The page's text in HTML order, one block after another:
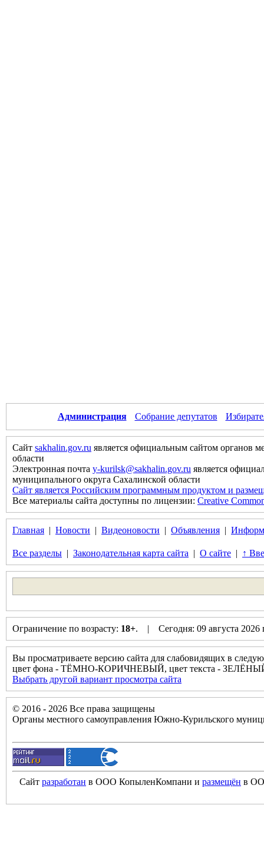
Администрация Собрание депутатов
Сайт sakhalin.gov.ru является официальным сайтом органов
области
Электронная почта y-kurilsk@sakhalin.gov.ru является
муниципального округа Сахалинской области
Сайт является Российским программным продуктом и
Все материалы сайта доступны по лицензии: Creative
Главная | Новости | Видеоновости | Объявления |
Все разделы | Законодательная карта сайта | О сайте | ↑
Ограничение по возрасту: 18+. | Сегодня: 09 августа
Вы просматриваете версию сайта для слабовидящих в
цвет фона - ТЁМНО-КОРИЧНЕВЫЙ, цвет текста -
Выбрать другой вариант просмотра сайта
© 2016 - 2026 Все права защищены
Органы местного самоуправления Южно-Курильского
Сайт разработан в ООО КопыленКомпани и размещён в